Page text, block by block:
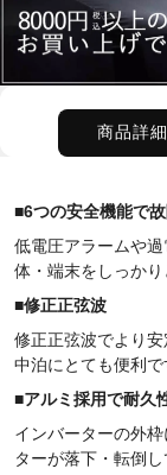
商品詳細
■6つの安全機能で
低電圧アラームや
体・端末をしっかり
■修正正弦波
修正正弦波でより
中泊にとても便利で
■アルミ採用で耐久
インバーターの外
ターが落下・転倒